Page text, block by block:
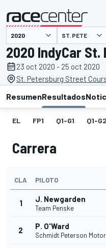
presentado por ST. PETE
2020 IndyCar St.
23 oct 2020 - 25 oct 2020
St. Petersburg Street
ResumenResultados
EL FP1 Q1-G1 Q1-G2
Carrera
CLA PILOTO
1 J. Newgarden
Team Penske
2 P. O'Ward
Schmidt Peterson